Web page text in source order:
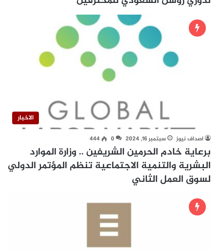
الاخبار
اصداف نيوز سبتمبر 16, 2024 0
444
برعاية خادم الحرمين الشريفين .. وزارة الموارد
البشرية والتنمية الاجتماعية تنظم المؤتمر الدولي
لسوق العمل الثاني